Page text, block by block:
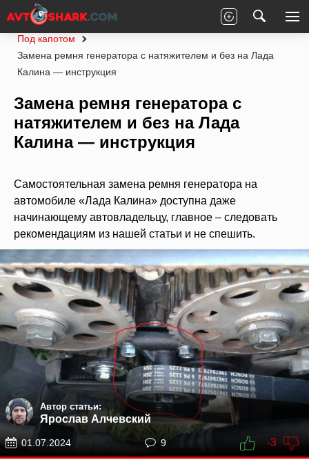
Главная LADA
Под капотом
Замена ремня генератора с натяжителем и без на Лада
Калина — инструкция
Замена ремня генератора с
натяжителем и без на Лада
Калина — инструкция
Самостоятельная замена ремня генератора на
автомобиле «Лада Калина» доступна даже
начинающему автовладельцу, главное – следовать
рекомендациям из нашей статьи и не спешить.
Автор статьи:
Ярослав Алчевский
01.07.2024 9 -3